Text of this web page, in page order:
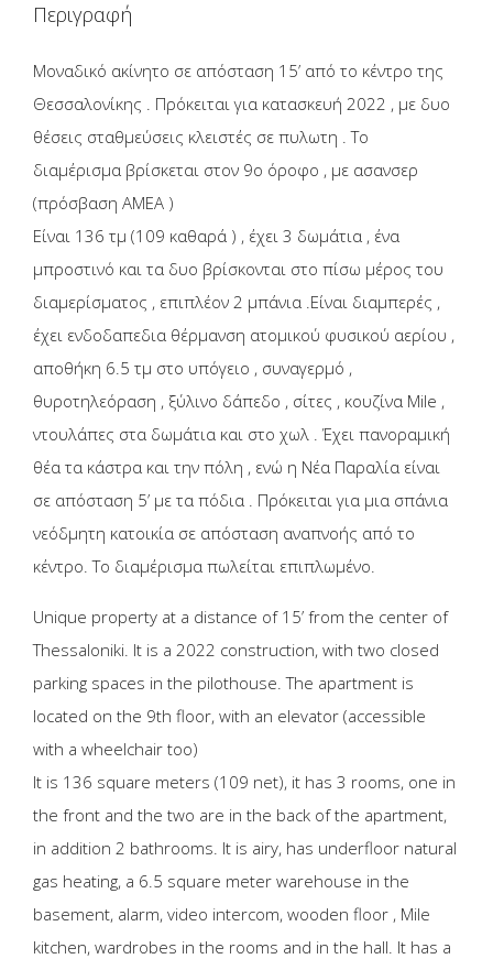
Περιγραφή
Μοναδικό ακίνητο σε απόσταση 15’ από το κέντρο της
Θεσσαλονίκης . Πρόκειται για κατασκευή 2022 , με δυο
θέσεις σταθμεύσεις κλειστές σε πυλωτη . Το
διαμέρισμα βρίσκεται στον 9ο όροφο , με ασανσερ
(πρόσβαση ΑΜΕΑ )
Είναι 136 τμ (109 καθαρά ) , έχει 3 δωμάτια , ένα
μπροστινό και τα δυο βρίσκονται στο πίσω μέρος του
διαμερίσματος , επιπλέον 2 μπάνια .Είναι διαμπερές ,
έχει ενδοδαπεδια θέρμανση ατομικού φυσικού αερίου ,
αποθήκη 6.5 τμ στο υπόγειο , συναγερμό ,
θυροτηλεόραση , ξύλινο δάπεδο , σίτες , κουζίνα Mile ,
ντουλάπες στα δωμάτια και στο χωλ . Έχει πανοραμική
θέα τα κάστρα και την πόλη , ενώ η Νέα Παραλία είναι
σε απόσταση 5’ με τα πόδια . Πρόκειται για μια σπάνια
νεόδμητη κατοικία σε απόσταση αναπνοής από το
κέντρο. Το διαμέρισμα πωλείται επιπλωμένο.
Unique property at a distance of 15’ from the center of
Thessaloniki. It is a 2022 construction, with two closed
parking spaces in the pilothouse. The apartment is
located on the 9th floor, with an elevator (accessible
with a wheelchair too)
It is 136 square meters (109 net), it has 3 rooms, one in
the front and the two are in the back of the apartment,
in addition 2 bathrooms. It is airy, has underfloor natural
gas heating, a 6.5 square meter warehouse in the
basement, alarm, video intercom, wooden floor , Mile
kitchen, wardrobes in the rooms and in the hall. It has a